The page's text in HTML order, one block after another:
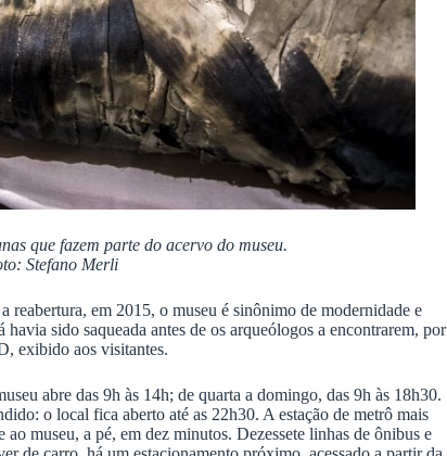
que fazem parte do acervo do museu.
Stefano Merli
em 2015, o museu é sinônimo de modernidade e
sido saqueada antes de os arqueólogos a encontrarem, por
exibido aos visitantes.
abre das 9h às 14h; de quarta a domingo, das 9h às 18h30.
o local fica aberto até as 22h30. A estação de metrô mais
museu, a pé, em dez minutos. Dezessete linhas de ônibus e